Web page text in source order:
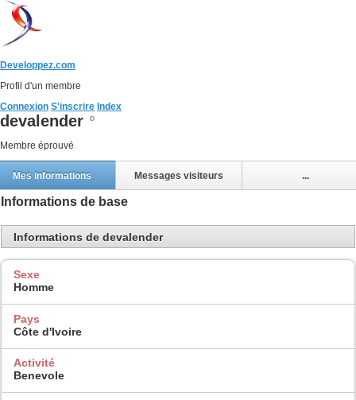
Developpez.com
Profil d'un membre
Connexion S'inscrire Index
devalender
Membre éprouvé
Mes informations Messages visiteurs ...
Informations de base
Informations de devalender
Sexe
Homme
Pays
Côte d'Ivoire
Activité
Benevole